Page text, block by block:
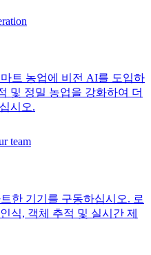
트 농업에 비전 AI를 도입하
및 정밀 농업을 강화하여 더
시오.
한 기기를 구동하십시오. 로
식, 객체 추적 및 실시간 제